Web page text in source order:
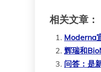
相关文章：
Moderna
辉瑞和
问答：是